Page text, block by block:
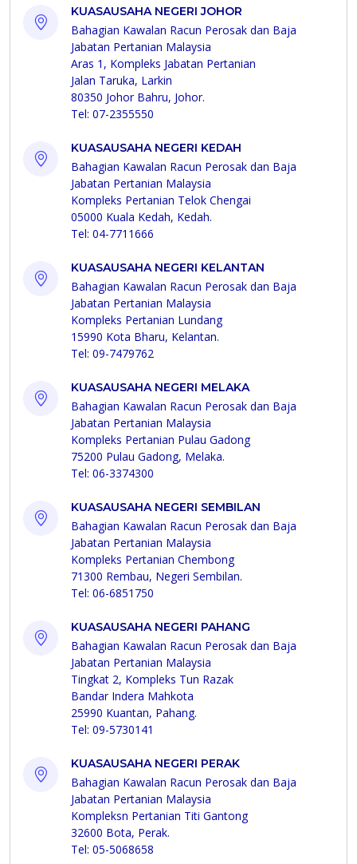
KUASAUSAHA NEGERI JOHOR
Bahagian Kawalan Racun Perosak dan Baja
Jabatan Pertanian Malaysia
Aras 1, Kompleks Jabatan Pertanian
Jalan Taruka, Larkin
80350 Johor Bahru, Johor.
Tel: 07-2355550
KUASAUSAHA NEGERI KEDAH
Bahagian Kawalan Racun Perosak dan Baja
Jabatan Pertanian Malaysia
Kompleks Pertanian Telok Chengai
05000 Kuala Kedah, Kedah.
Tel: 04-7711666
KUASAUSAHA NEGERI KELANTAN
Bahagian Kawalan Racun Perosak dan Baja
Jabatan Pertanian Malaysia
Kompleks Pertanian Lundang
15990 Kota Bharu, Kelantan.
Tel: 09-7479762
KUASAUSAHA NEGERI MELAKA
Bahagian Kawalan Racun Perosak dan Baja
Jabatan Pertanian Malaysia
Kompleks Pertanian Pulau Gadong
75200 Pulau Gadong, Melaka.
Tel: 06-3374300
KUASAUSAHA NEGERI SEMBILAN
Bahagian Kawalan Racun Perosak dan Baja
Jabatan Pertanian Malaysia
Kompleks Pertanian Chembong
71300 Rembau, Negeri Sembilan.
Tel: 06-6851750
KUASAUSAHA NEGERI PAHANG
Bahagian Kawalan Racun Perosak dan Baja
Jabatan Pertanian Malaysia
Tingkat 2, Kompleks Tun Razak
Bandar Indera Mahkota
25990 Kuantan, Pahang.
Tel: 09-5730141
KUASAUSAHA NEGERI PERAK
Bahagian Kawalan Racun Perosak dan Baja
Jabatan Pertanian Malaysia
Kompleksn Pertanian Titi Gantong
32600 Bota, Perak.
Tel: 05-5068658